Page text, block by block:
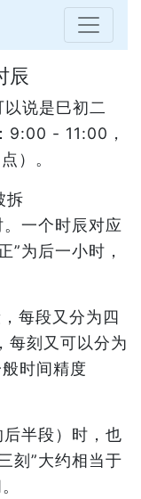
辰
说是巳初二
9:00 - 11:00，
）。
拆
。一个时辰对应
”为后一小时，
每段又分为四
每刻又可以分为
时间精度
后半段）时，也
刻”大约相当于